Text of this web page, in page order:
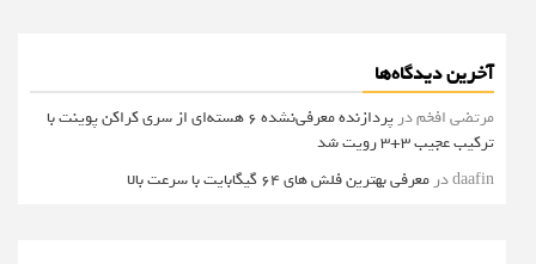
آخرین دیدگاه‌ها
مرتضی افخمدر
پردازنده معرفی‌نشده 6 هسته‌ای از سری کراکن پوینت با
ترکیب عجیب 3+3 رویت شد
daafinدر معرفی بهترین فلش های 64 گیگابایت با سرعت بالا